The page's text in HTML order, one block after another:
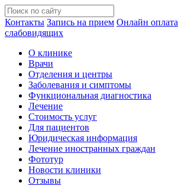
Контакты Запись на прием Онлайн оплата
слабовидящих
О клинике
Врачи
Отделения и центры
Заболевания и симптомы
Функциональная диагностика
Лечение
Стоимость услуг
Для пациентов
Юридическая информация
Лечение иностранных граждан
Фототур
Новости клиники
Отзывы